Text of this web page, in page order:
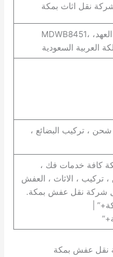
نقل اثاث بمكة
4317 مدينه السلوم، ولي العهد، MDWB8451،
، تركيب البضائع ،
كافة خدمات فك ،
تركيب ، الاثاث ، العفش
شركة نقل عفش بمكة.
|
نقل عفش بمكة